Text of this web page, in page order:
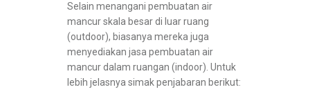
Selain menangani pembuatan air
mancur skala besar di luar ruang
(outdoor), biasanya mereka juga
menyediakan jasa pembuatan air
mancur dalam ruangan (indoor). Untuk
lebih jelasnya simak penjabaran berikut: